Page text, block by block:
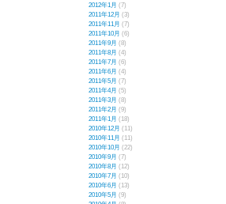
2012年1月 (7)
2011年12月 (3)
2011年11月 (7)
2011年10月 (6)
2011年9月 (8)
2011年8月 (4)
2011年7月 (6)
2011年6月 (4)
2011年5月 (7)
2011年4月 (5)
2011年3月 (8)
2011年2月 (9)
2011年1月 (18)
2010年12月 (11)
2010年11月 (11)
2010年10月 (22)
2010年9月 (7)
2010年8月 (12)
2010年7月 (10)
2010年6月 (13)
2010年5月 (9)